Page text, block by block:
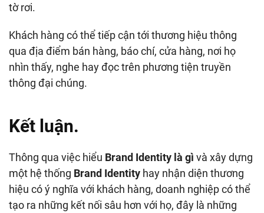
tờ rơi.
Khách hàng có thể tiếp cận tới thương hiệu thông
qua địa điểm bán hàng, báo chí, cửa hàng, nơi họ
nhìn thấy, nghe hay đọc trên phương tiện truyền
thông đại chúng.
Kết luận.
Thông qua việc hiểu Brand Identity là gì và xây dựng
một hệ thống Brand Identity hay nhận diện thương
hiệu có ý nghĩa với khách hàng, doanh nghiệp có thể
tạo ra những kết nối sâu hơn với họ, đây là những